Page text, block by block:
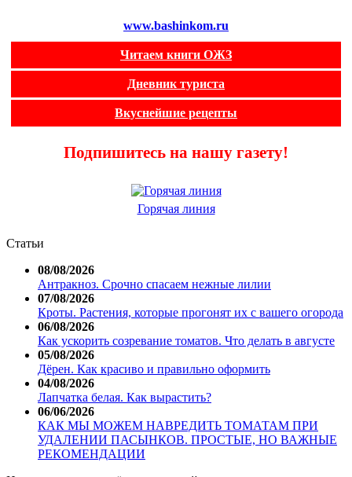
www.bashinkom.ru
Читаем книги ОЖЗ
Дневник туриста
Вкуснейшие рецепты
Подпишитесь на нашу газету!
Горячая линия
Статьи
08/08/2026
Антракноз. Срочно спасаем нежные лилии
07/08/2026
Кроты. Растения, которые прогонят их с вашего огорода
06/08/2026
Как ускорить созревание томатов. Что делать в августе
05/08/2026
Дёрен. Как красиво и правильно оформить
04/08/2026
Лапчатка белая. Как вырастить?
06/06/2026
КАК МЫ МОЖЕМ НАВРЕДИТЬ ТОМАТАМ ПРИ
УДАЛЕНИИ ПАСЫНКОВ. ПРОСТЫЕ, НО ВАЖНЫЕ
РЕКОМЕНДАЦИИ